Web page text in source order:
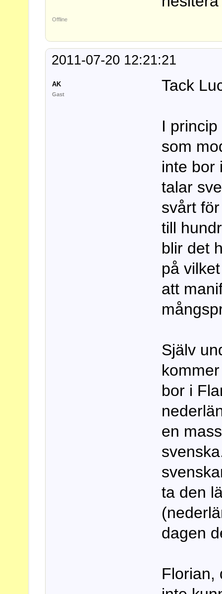
Offline
2011-07-20 12:21:21
AK
Gast Tack
I
som
inte bor
talar
svårt
till
blir det
på
att
Själv
bor i
en
ta den
dagen
Florian,